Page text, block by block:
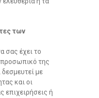
των
σας έχει το
της
δεσμευτεί με
και οι
επιχειρήσεις ή